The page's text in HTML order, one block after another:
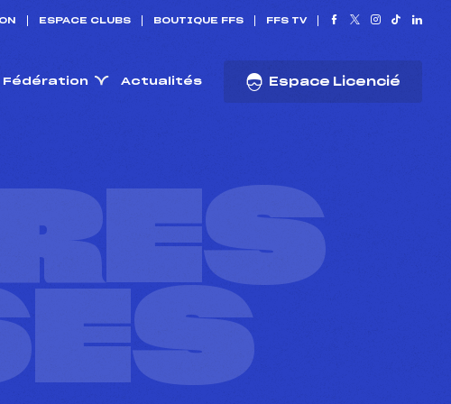
ESPACE CLUBS BOUTIQUE FFS FFS TV
Fédération Actualités Espace Licencié